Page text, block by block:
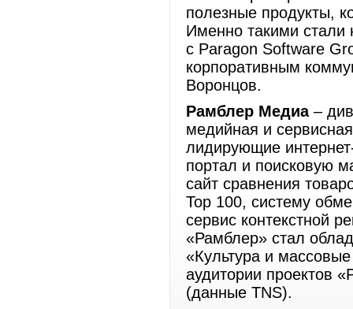
полезные продукты,
Именно такими стали
с Paragon Software
корпоративным
Воронцов.
Рамблер Медиа–
медийная и
лидирующие
портал и поисковую
сайт сравнения
Top 100, систему
сервис контекстной
«Рамблер» стал
«Культура и
аудитории проектов
(данные TNS).